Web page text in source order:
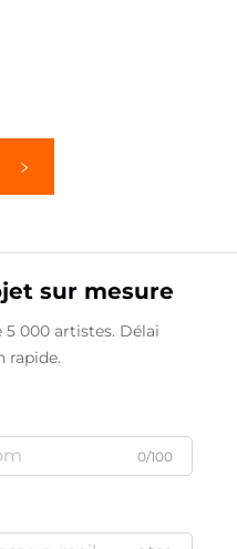
sur mesure
000 artistes. Délai
rapide.
0/100